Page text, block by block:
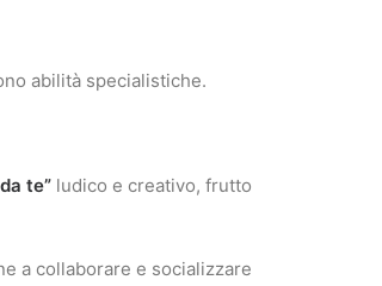
abilità specialistiche.
te” ludico e creativo, frutto
a collaborare e socializzare